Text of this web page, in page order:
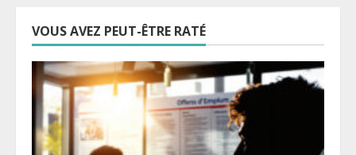
VOUS AVEZ PEUT-ÊTRE RATÉ